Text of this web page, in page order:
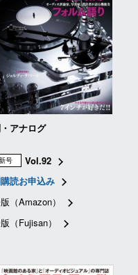
アナログ
号
Vol.92
読お申込み
（Amazon）
（Fujisan）